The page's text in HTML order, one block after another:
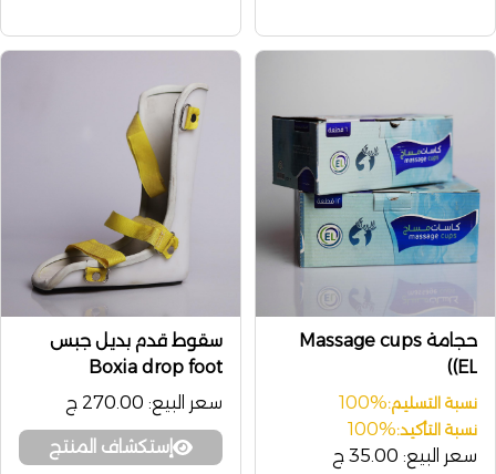
حجامة Massage cups
(EL)
نسبة التسليم:100%
نسبة التأكيد:100%
سعر البيع: 35.00 ج
سقوط قدم بديل جبس
Boxia drop foot
سعر البيع: 270.00 ج
إستكشاف المنتج